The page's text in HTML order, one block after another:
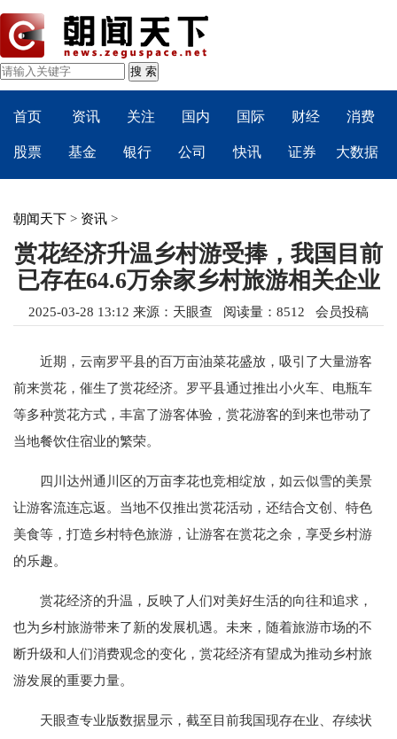
首页 资讯 关注 国内 国际 财经 消费
股票 基金 银行 公司 快讯 证券 大数据
朝闻天下 > 资讯 >
赏花经济升温乡村游受捧，我国目前
已存在64.6万余家乡村旅游相关企业
2025-03-28 13:12 来源： 天眼查 阅读量：8512 会员投稿
近期，云南罗平县的百万亩油菜花盛放，吸引了大量游客
前来赏花，催生了赏花经济。罗平县通过推出小火车、电瓶车
等多种赏花方式，丰富了游客体验，赏花游客的到来也带动了
当地餐饮住宿业的繁荣。
四川达州通川区的万亩李花也竞相绽放，如云似雪的美景
让游客流连忘返。当地不仅推出赏花活动，还结合文创、特色
美食等，打造乡村特色旅游，让游客在赏花之余，享受乡村游
的乐趣。
赏花经济的升温，反映了人们对美好生活的向往和追求，
也为乡村旅游带来了新的发展机遇。未来，随着旅游市场的不
断升级和人们消费观念的变化，赏花经济有望成为推动乡村旅
游发展的重要力量。
天眼查专业版数据显示，截至目前我国现存在业、存续状